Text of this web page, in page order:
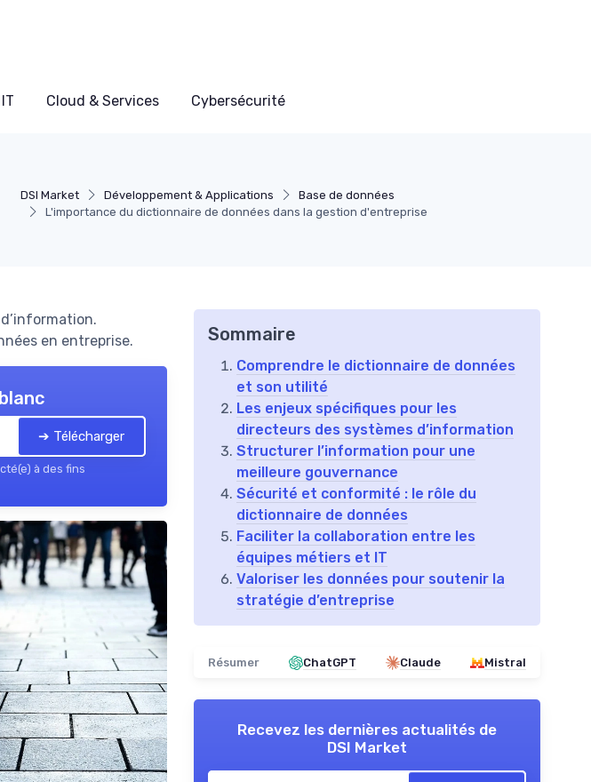
Cloud & Services Cybersécurité
DSI Market Développement & Applications
Base de données
L'importance du dictionnaire de données dans la gestion d'entreprise
en entreprise.
➔ Télécharger
à des fins
Sommaire
Comprendre le dictionnaire de données
et son utilité
Les enjeux spécifiques pour les
directeurs des systèmes d’information
Structurer l’information pour une
meilleure gouvernance
Sécurité et conformité : le rôle du
dictionnaire de données
Faciliter la collaboration entre les
équipes métiers et IT
Valoriser les données pour soutenir la
stratégie d’entreprise
Résumer ChatGPT Claude Mistral
Recevez les dernières actualités de
DSI Market